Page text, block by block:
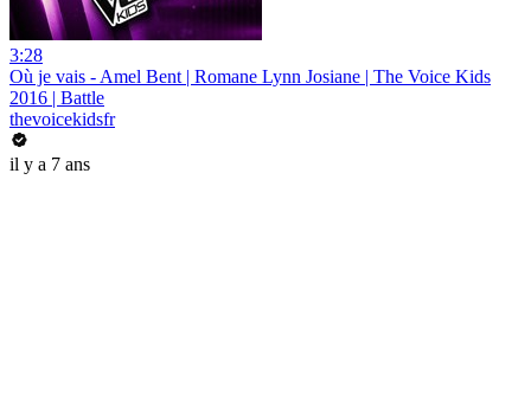
3:28
Où je vais - Amel Bent | Romane Lynn Josiane | The Voice Kids
2016 | Battle
thevoicekidsfr
il y a 7 ans